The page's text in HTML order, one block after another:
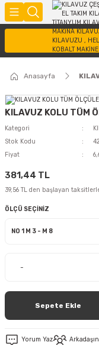
Anasayfa
KILAVUZ KOLU TÜM
Kategori
Stok Kodu
Fiyat
381,44 TL
39,56 TL den başlayan
ÖLÇÜ SEÇİNİZ
-
Sepete Ekle
Yorum Yaz